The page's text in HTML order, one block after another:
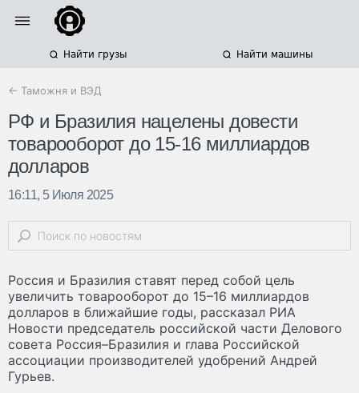
Найти грузы Найти машины
← Таможня и ВЭД
РФ и Бразилия нацелены довести
товарооборот до 15-16 миллиардов
долларов
16:11, 5 Июля 2025
Россия и Бразилия ставят перед собой цель
увеличить товарооборот до 15–16 миллиардов
долларов в ближайшие годы, рассказал РИА
Новости председатель российской части Делового
совета Россия–Бразилия и глава Российской
ассоциации производителей удобрений Андрей
Гурьев.